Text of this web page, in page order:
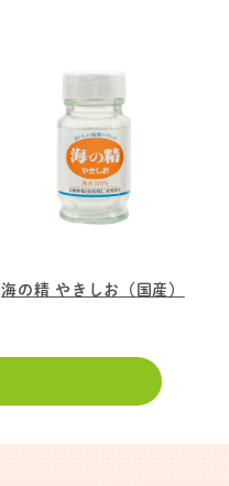
海の精 やきしお（国産）